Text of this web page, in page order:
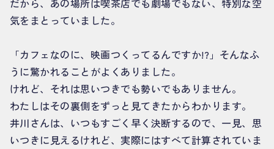
だから、あの場所は喫茶店でも劇場でもない、特別な空
気をまとっていました。
「カフェなのに、映画つくってるんですか!?」そんなふ
うに驚かれることがよくありました。
けれど、それは思いつきでも勢いでもありません。
わたしはその裏側をずっと見てきたからわかります。
井川さんは、いつもすごく早く決断するので、一見、思
いつきに見えるけれど、実際にはすべて計算されていま